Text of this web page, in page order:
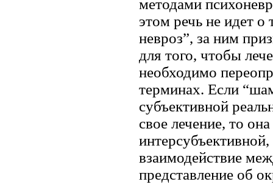
методами
этом речь не идет
невроз”, за ним
для того, чтобы
необходимо
терминах. Если
субъективной
свое лечение, то
взаимодействие
представление об